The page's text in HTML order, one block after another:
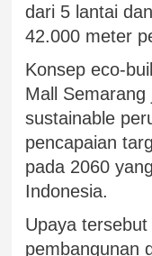
dari 5 lantai
42.000 meter
Konsep eco-
Mall Semarang
sustainable
pencapaian
pada 2060
Indonesia.
Upaya
pembangunan